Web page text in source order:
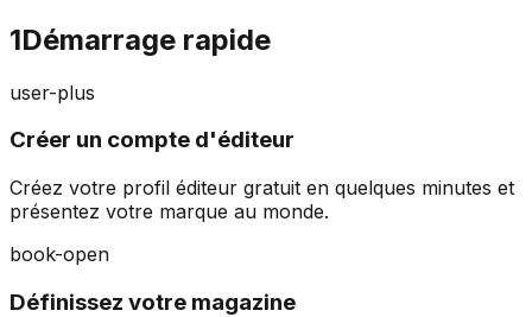
1Démarrage rapide
user-plus
Créer un compte d'éditeur
Créez votre profil éditeur gratuit en quelques minutes et
présentez votre marque au monde.
book-open
Définissez votre magazine